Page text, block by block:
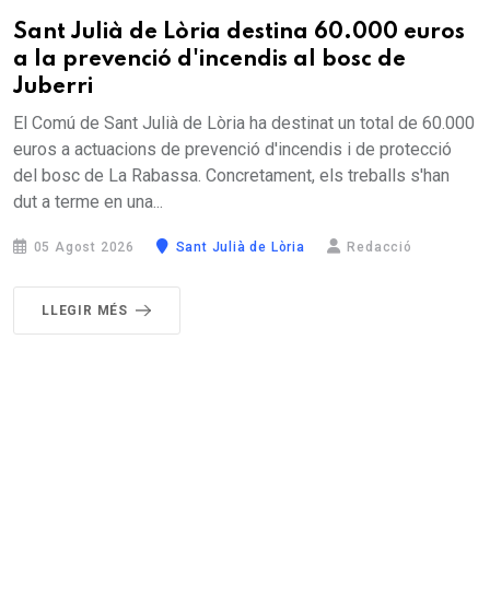
Sant Julià de Lòria destina 60.000 euros
a la prevenció d'incendis al bosc de
Juberri
El Comú de Sant Julià de Lòria ha destinat un total de 60.000
euros a actuacions de prevenció d'incendis i de protecció
del bosc de La Rabassa. Concretament, els treballs s'han
dut a terme en una...
05 Agost 2026 Sant Julià de Lòria Redacció
LLEGIR MÉS